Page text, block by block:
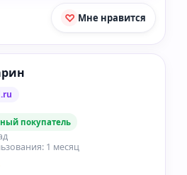
Мне нравится
покупатель
1 месяц